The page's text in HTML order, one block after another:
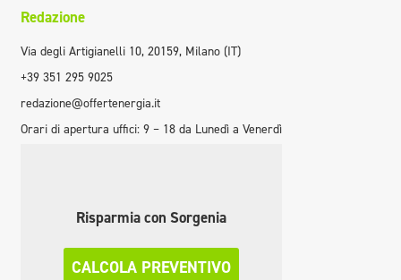
Redazione
Via degli Artigianelli 10, 20159, Milano (IT)
+39 351 295 9025
redazione@offertenergia.it
Orari di apertura uffici: 9 – 18 da Lunedì a Venerdì
Risparmia con Sorgenia
CALCOLA PREVENTIVO